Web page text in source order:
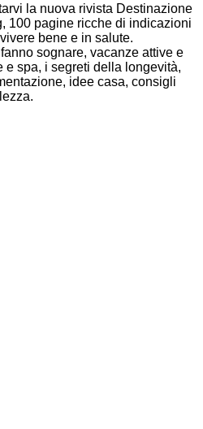
la nuova rivista Destinazione
100 pagine ricche di indicazioni
bene e in salute.
sognare, vacanze attive e
e spa, i segreti della longevità,
idee casa, consigli